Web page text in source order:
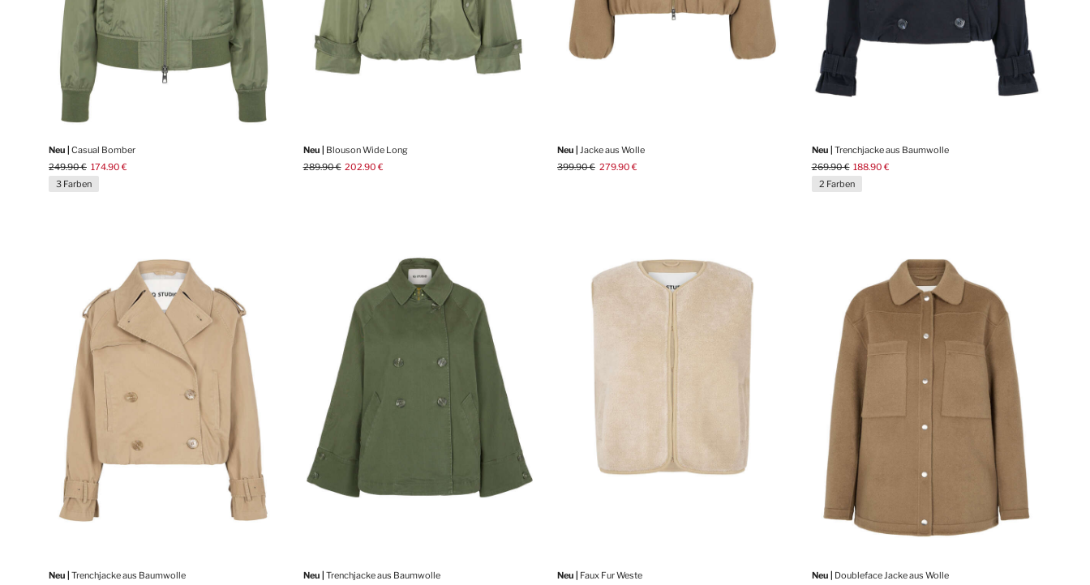
Neu | Casual Bomber
249.90 € 174.90 €
3 Farben
Neu |
Blouson Wide Long
289.90 € 202.90 €
Neu | Jacke aus Wolle
399.90 € 279.90 €
Neu | Trenchjacke aus Baumwolle
269.90 € 188.90 €
2 Farben
Neu | Trenchjacke aus Baumwolle Neu | Trenchjacke aus Baumwolle Neu | Faux Fur Weste Neu | Doubleface Jacke aus Wolle